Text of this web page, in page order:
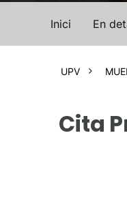
Inici En
UPV
Cita